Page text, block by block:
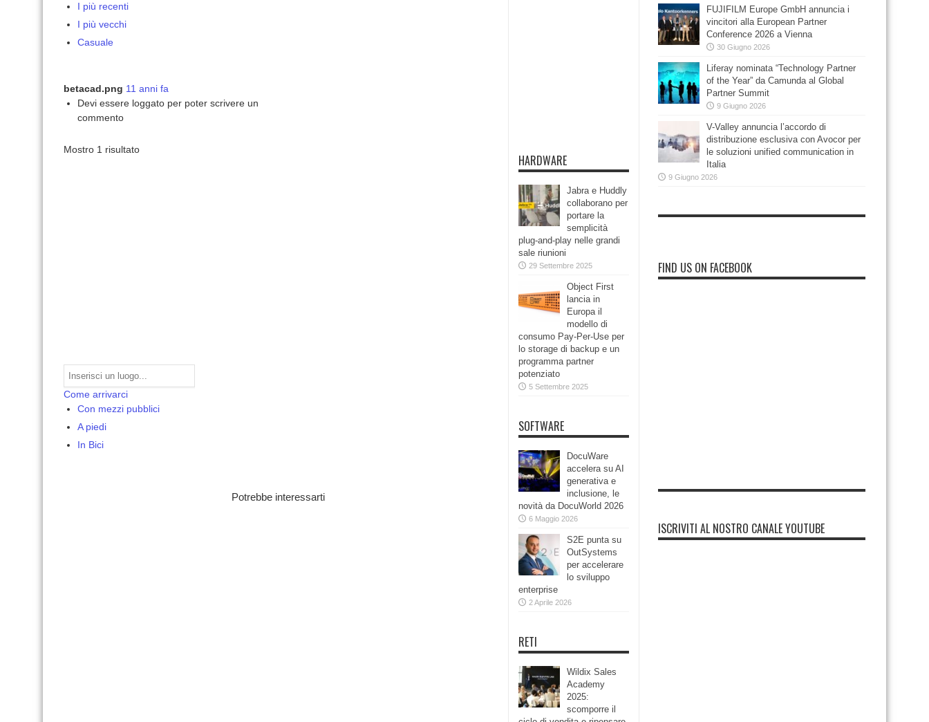
I più recenti
I più vecchi
Casuale
betacad.png 11 anni fa
Devi essere loggato per poter scrivere un
commento
Mostro 1 risultato
Come arrivarci
Con mezzi pubblici
A piedi
In Bici
Potrebbe interessarti
HARDWARE
Jabra e Huddly
collaborano per
portare la
semplicità
plug-and-play nelle grandi
sale riunioni
29 Settembre 2025
Object First
lancia in
Europa il
modello di
consumo Pay-Per-Use per
lo storage di backup e un
programma partner
potenziato
5 Settembre 2025
SOFTWARE
DocuWare
accelera su AI
generativa e
inclusione, le
novità da DocuWorld 2026
6 Maggio 2026
S2E punta su
OutSystems
per accelerare
lo sviluppo
enterprise
2 Aprile 2026
RETI
Wildix Sales
Academy
2025:
scomporre il
FUJIFILM Europe GmbH annuncia i
vincitori alla European Partner
Conference 2026 a Vienna
30 Giugno 2026
Liferay nominata “Technology Partner
of the Year” da Camunda al Global
Partner Summit
9 Giugno 2026
V-Valley annuncia l’accordo di
distribuzione esclusiva con Avocor per
le soluzioni unified communication in
Italia
9 Giugno 2026
FIND US ON FACEBOOK
ISCRIVITI AL NOSTRO CANALE YOUTUBE